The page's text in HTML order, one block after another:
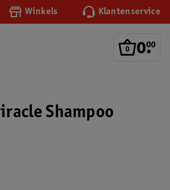
Winkels Klantenservice
0.
00
Shampoo